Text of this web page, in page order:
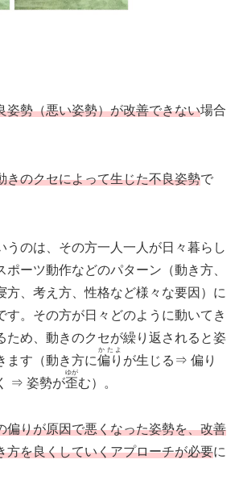
姿勢（悪い姿勢）が改善できない場合
きのクセによって生じた不良姿勢で
のは、その方一人一人が日々暮らし
ポーツ動作などのパターン（動き方、
方、考え方、性格など様々な要因）に
す。その方が日々どのように動いてき
ため、動きのクセが繰り返されると姿
ます（動き方に偏り
かたよ
が生じる⇒ 偏り
⇒ 姿勢が歪
ゆが
む）。
偏りが原因で悪くなった姿勢を、改善
方を良くしていくアプローチが必要に